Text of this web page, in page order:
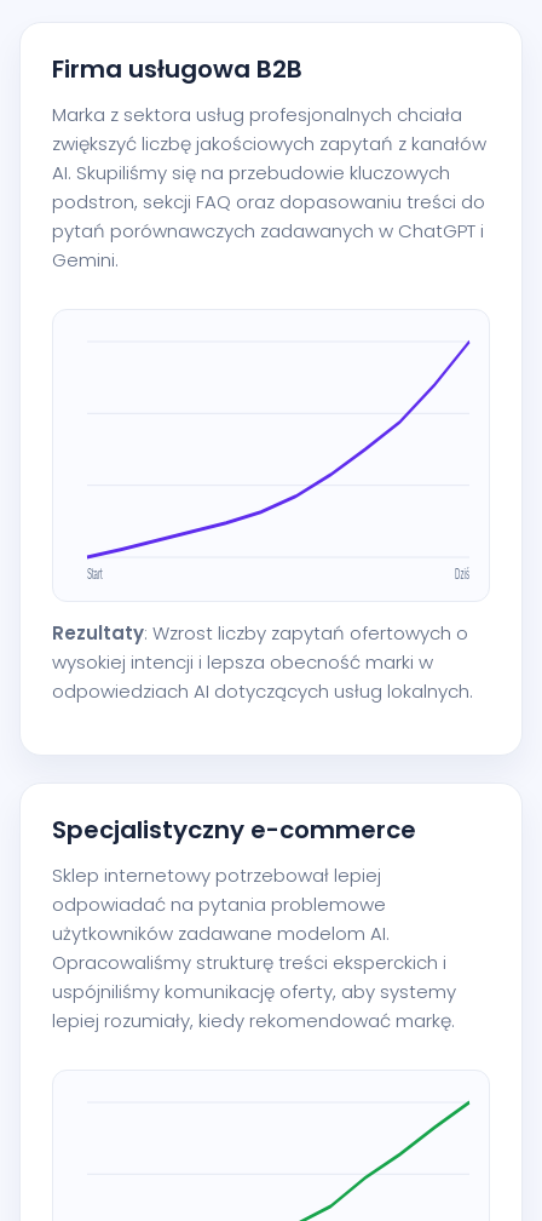
Firma usługowa B2B
Marka z sektora usług profesjonalnych chciała
zwiększyć liczbę jakościowych zapytań z kanałów
AI. Skupiliśmy się na przebudowie kluczowych
podstron, sekcji FAQ oraz dopasowaniu treści do
pytań porównawczych zadawanych w ChatGPT i
Gemini.
Rezultaty: Wzrost liczby zapytań ofertowych o
wysokiej intencji i lepsza obecność marki w
odpowiedziach AI dotyczących usług lokalnych.
Specjalistyczny e-commerce
Sklep internetowy potrzebował lepiej
odpowiadać na pytania problemowe
użytkowników zadawane modelom AI.
Opracowaliśmy strukturę treści eksperckich i
uspójniliśmy komunikację oferty, aby systemy
lepiej rozumiały, kiedy rekomendować markę.